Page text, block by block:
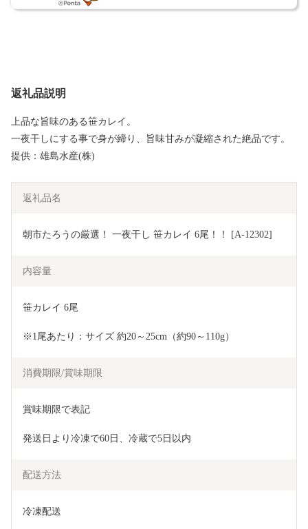
返礼品説明
上品な旨味のある笹カレイ。
一夜干しにする事で身が締り、旨味甘みが凝縮された絶品です。
提供：雄島水産(株)
返礼品名
朝市たろうの厳選！ 一夜干し 笹カレイ 6尾！！ [A-12302]
内容量
笹カレイ 6尾
※1尾あたり：サイズ 約20～25cm（約90～110g）
消費期限/賞味期限
賞味期限で表記
発送日より冷凍で60日、冷蔵で5日以内
配送方法
冷凍配送